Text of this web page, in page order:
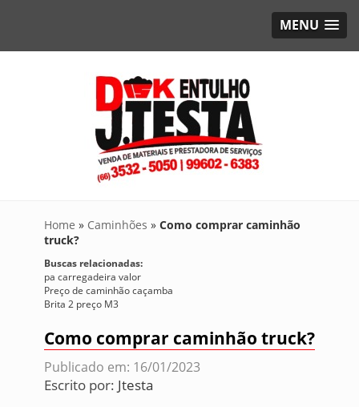
MENU
Home » Caminhões » Como comprar caminhão
truck?
Buscas relacionadas:
pa carregadeira valor
Preço de caminhão caçamba
Brita 2 preço M3
Como comprar caminhão truck?
Publicado em: 16/01/2023
Escrito por: Jtesta